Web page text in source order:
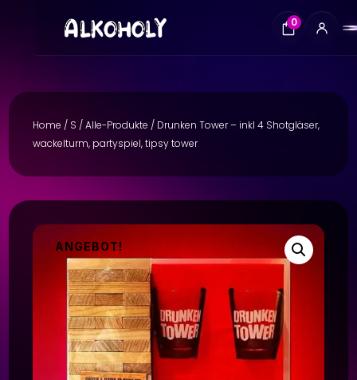
0
Home / S /Alle-Produkte / Drunken Tower – inkl 4 Shotgläser,
wackelturm, partyspiel, tipsy tower
ANGEBOT!